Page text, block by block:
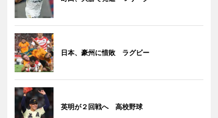
日本、豪州に惜敗 ラグビー
英明が２回戦へ 高校野球